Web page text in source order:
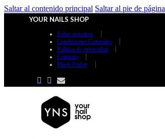
Saltar al contenido principal Saltar al pie de página
YOUR NAILS SHOP
Sobre nosotros
Condiciones Generales
Política de privacidad
Contacto
Black Friday